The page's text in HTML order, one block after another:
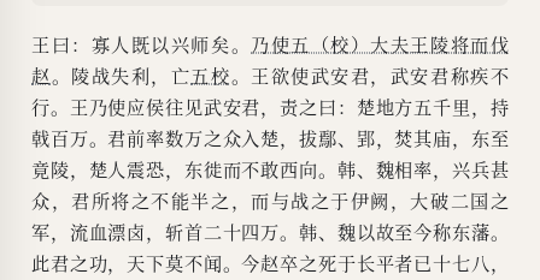
王曰：寡人既以兴师矣。 乃使五（校）大夫王陵将而伐
赵。陵战失利，亡五校。王欲使武安君，武安君称疾不
行。王乃使应侯往见武安君，责之曰：楚地方五千里，持
戟百万。君前率数万之众入楚，拔鄢、郢，焚其庙，东至
竟陵，楚人震恐，东徙而不敢西向。韩、魏相率，兴兵甚
众，君所将之不能半之，而与战之于伊阙，大破二国之
军，流血漂卤，斩首二十四万。韩、魏以故至今称东藩。
此君之功，天下莫不闻。今赵卒之死于长平者已十七八，